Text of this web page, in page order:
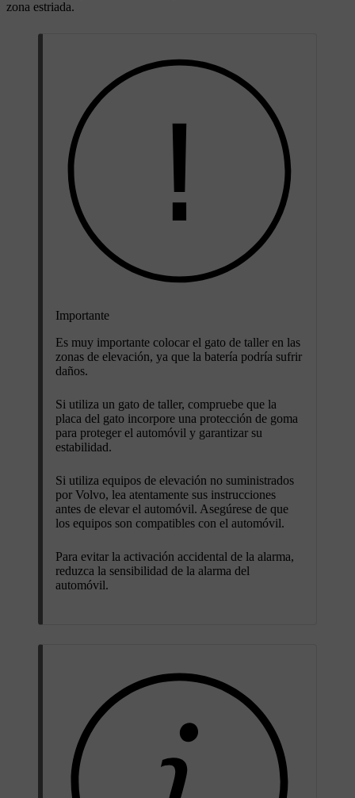
zona estriada.
Importante
Es muy importante colocar el gato de taller en las
zonas de elevación, ya que la batería podría sufrir
daños.
Si utiliza un gato de taller, compruebe que la
placa del gato incorpore una protección de goma
para proteger el automóvil y garantizar su
estabilidad.
Si utiliza equipos de elevación no suministrados
por Volvo, lea atentamente sus instrucciones
antes de elevar el automóvil. Asegúrese de que
los equipos son compatibles con el automóvil.
Para evitar la activación accidental de la alarma,
reduzca la sensibilidad de la alarma del
automóvil.